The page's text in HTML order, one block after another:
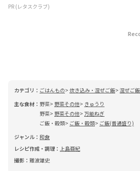
PR (レタスクラブ)
カテゴリ： ごはんもの 炊き込み・混ぜご飯 混ぜご
主な食材： 野菜 野菜その他
きゅうり
野菜
野菜その他 万能ねぎ
ご飯・穀類
ご飯・穀類
ご飯(普通盛り)
ジャンル： 和食
レシピ作成・調理： 上島亜紀
撮影： 難波雄史